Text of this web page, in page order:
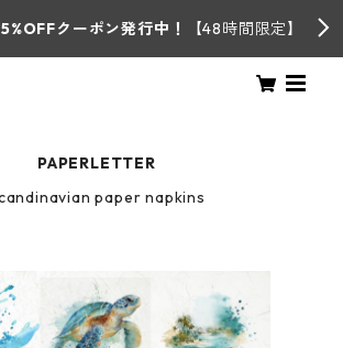
クーポン発行中！ 【48時間限定】
PAPERLETTER
paper napkins